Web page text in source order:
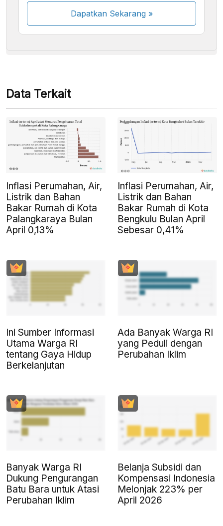
Dapatkan Sekarang»
Beberapa metode pembayaran masih dalam
Data Terkait
Inflasi Perumahan, Air,
Listrik dan Bahan
Bakar Rumah di Kota
Palangkaraya Bulan
April 0,13%
Inflasi Perumahan, Air,
Listrik dan Bahan
Bakar Rumah di Kota
Bengkulu Bulan April
Sebesar 0,41%
Ini Sumber Informasi
Utama Warga RI
tentang Gaya Hidup
Berkelanjutan
Ada Banyak Warga RI
yang Peduli dengan
Perubahan Iklim
Banyak Warga RI
Dukung Pengurangan
Batu Bara untuk Atasi
Perubahan Iklim
Belanja Subsidi dan
Kompensasi Indonesia
Melonjak 223% per
April 2026